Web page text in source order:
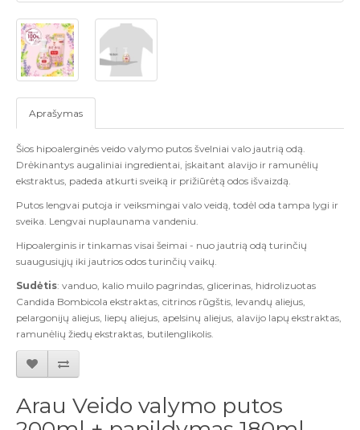
Aprašymas
Šios hipoalerginės veido valymo putos švelniai valo jautrią odą.
Drėkinantys augaliniai ingredientai, įskaitant alavijo ir ramunėlių
ekstraktus, padeda atkurti sveiką ir prižiūrėtą odos išvaizdą.
Putos lengvai putoja ir veiksmingai valo veidą, todėl oda tampa lygi ir
sveika. Lengvai nuplaunama vandeniu.
Hipoalerginis ir tinkamas visai šeimai - nuo jautrią odą turinčių
suaugusiųjų iki jautrios odos turinčių vaikų.
Sudėtis: vanduo, kalio muilo pagrindas, glicerinas, hidrolizuotas
Candida Bombicola ekstraktas, citrinos rūgštis, levandų aliejus,
pelargonijų aliejus, liepų aliejus, apelsinų aliejus, alavijo lapų ekstraktas,
ramunėlių žiedų ekstraktas, butilenglikolis.
Arau Veido valymo putos